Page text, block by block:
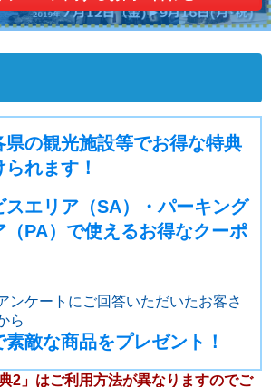
県の観光施設等でお得な特典
れます！
スエリア（SA）・パーキング
（PA）で使えるお得なクーポ
ンケートにご回答いただいたお客さ
ら
素敵な商品をプレゼント！
2」はご利用方法が異なりますのでご